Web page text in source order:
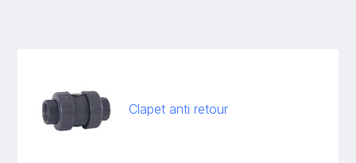
Clapet anti retour